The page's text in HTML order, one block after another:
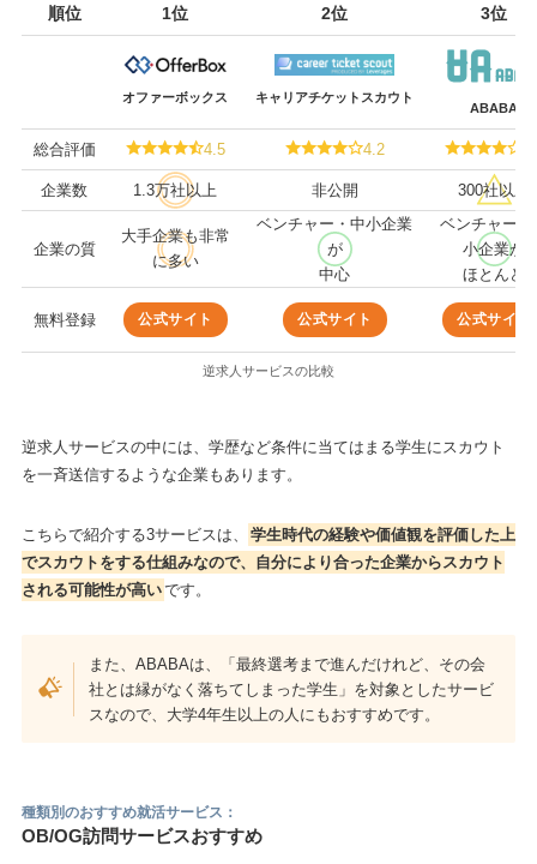
順位 1位 2位 3位
オファーボックス キャリアチケットスカウト
ABABA
総合評価 4.5 4.2
企業数 1.3万社以上 非公開 300社以上
企業の質
大手企業も非常
に多い
ベンチャー・中小企業
が
中心
ベンチャー・
小企業が
ほとんど
無料登録 公式サイト 公式サイト 公式サイト
逆求人サービスの比較
逆求人サービスの中には、学歴など条件に当てはまる学生にスカウト
を一斉送信するような企業もあります。
こちらで紹介する3サービスは、
学生時代の経験や価値観を評価した上
でスカウトをする仕組みなので、自分により合った企業からスカウト
される可能性が高いです。
また、ABABAは、「最終選考まで進んだけれど、その会
社とは縁がなく落ちてしまった学生」を対象としたサービ
スなので、大学4年生以上の人にもおすすめです。
種類別のおすすめ就活サービス：
OB/OG訪問サービスおすすめ